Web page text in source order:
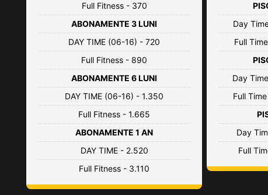
Full Fitness - 370
ABONAMENTE 3 LUNI
DAY TIME (06-16) - 720
Full Fitness - 890
ABONAMENTE 6 LUNI
DAY TIME (06-16) - 1.350
Full Fitness - 1.665
ABONAMENTE 1 AN
DAY TIME - 2.520
Full Fitness - 3.110
Day
Full
Day
Full
Day
Full